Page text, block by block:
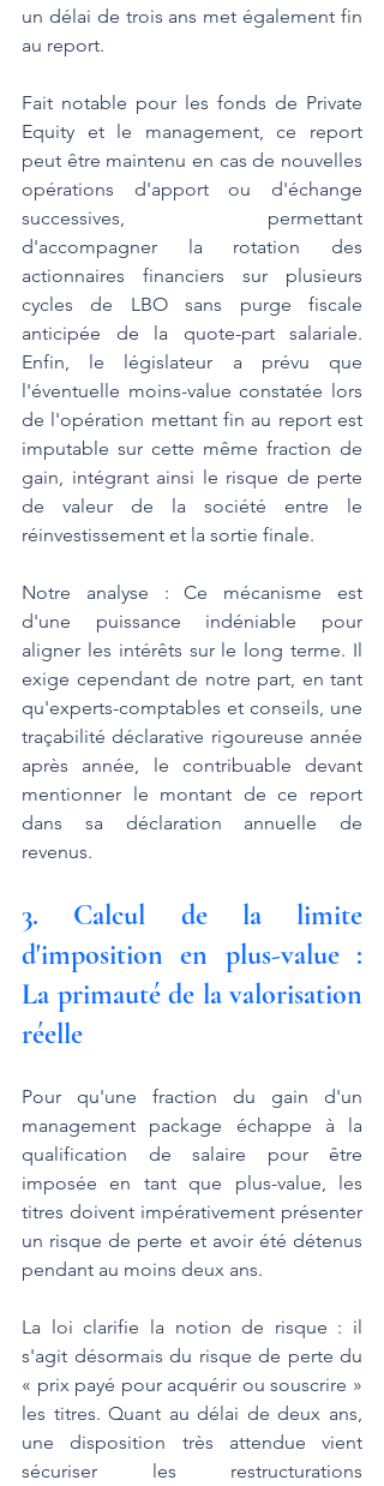
un délai de trois ans met également fin
au report.
Fait notable pour les fonds de Private
Equity et le management, ce report
peut être maintenu en cas de nouvelles
opérations d'apport ou d'échange
successives, permettant
d'accompagner la rotation des
actionnaires financiers sur plusieurs
cycles de LBO sans purge fiscale
anticipée de la quote-part salariale.
Enfin, le législateur a prévu que
l'éventuelle moins-value constatée lors
de l'opération mettant fin au report est
imputable sur cette même fraction de
gain, intégrant ainsi le risque de perte
de valeur de la société entre le
réinvestissement et la sortie finale.
Notre analyse : Ce mécanisme est
d'une puissance indéniable pour
aligner les intérêts sur le long terme. Il
exige cependant de notre part, en tant
qu'experts-comptables et conseils, une
traçabilité déclarative rigoureuse année
après année, le contribuable devant
mentionner le montant de ce report
dans sa déclaration annuelle de
revenus.
3. Calcul de la limite
d'imposition en plus-value :
La primauté de la valorisation
réelle
Pour qu'une fraction du gain d'un
management package échappe à la
qualification de salaire pour être
imposée en tant que plus-value, les
titres doivent impérativement présenter
un risque de perte et avoir été détenus
pendant au moins deux ans.
La loi clarifie la notion de risque : il
s'agit désormais du risque de perte du
« prix payé pour acquérir ou souscrire »
les titres. Quant au délai de deux ans,
une disposition très attendue vient
sécuriser les restructurations